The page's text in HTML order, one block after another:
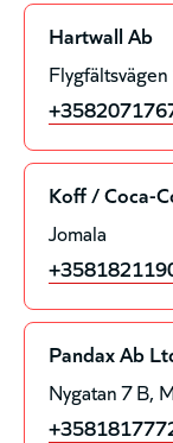
Hartwall Ab
Koff / Coca-
Jomala
Pandax Ab
Nygatan 7 B